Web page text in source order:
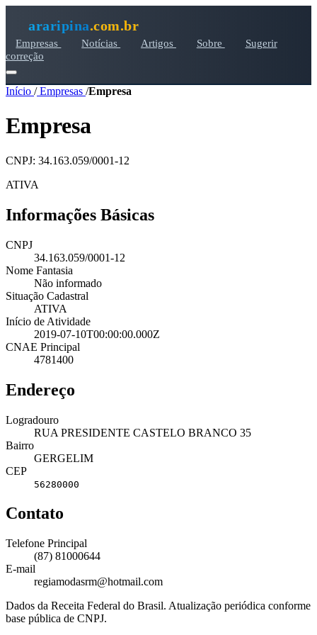
araripina.com.br
Empresas Notícias Artigos Sobre
Sugerir
correção
Início /Empresas /Empresa
Empresa
CNPJ: 34.163.059/0001-12
ATIVA
Informações Básicas
CNPJ
34.163.059/0001-12
Nome Fantasia
Não informado
Situação Cadastral
ATIVA
Início de Atividade
2019-07-10T00:00:00.000Z
CNAE Principal
4781400
Endereço
Logradouro
RUA PRESIDENTE CASTELO BRANCO 35
Bairro
GERGELIM
CEP
56280000
Contato
Telefone Principal
(87) 81000644
E-mail
regiamodasrm@hotmail.com
Dados da Receita Federal do Brasil. Atualização periódica conforme
base pública de CNPJ.